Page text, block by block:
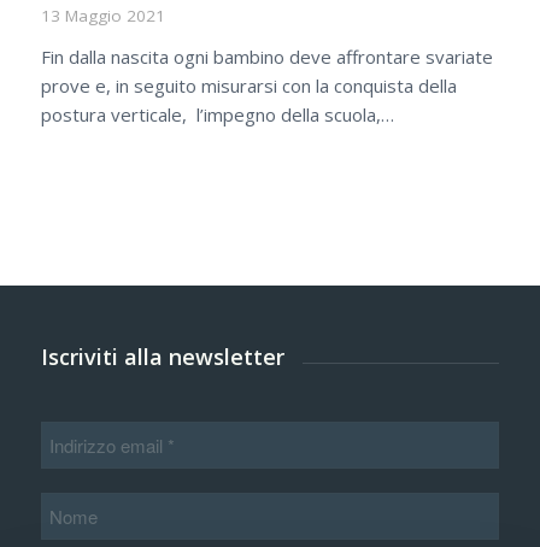
13 Maggio 2021
Fin dalla nascita ogni bambino deve affrontare svariate
prove e, in seguito misurarsi con la conquista della
postura verticale, l’impegno della scuola,…
Iscriviti alla newsletter